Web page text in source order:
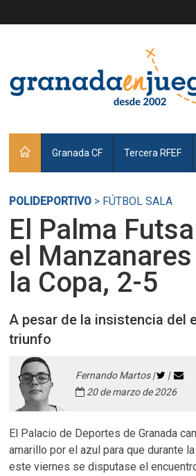
Granada CF Tercera RFEF
POLIDEPORTIVO > FÚTBOL SALA
El Palma
el
la Copa, 2-5
A pesar de la insistencia del
triunfo
Fernando Martos |
|
20 de marzo de 2026
El Palacio de Deportes de Granada
amarillo por el azul para que durante
este viernes se disputase el